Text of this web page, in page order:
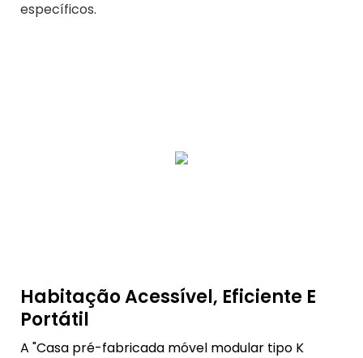
específicos.
Habitação Acessível, Eficiente E
Portátil
A "Casa pré-fabricada móvel modular tipo K